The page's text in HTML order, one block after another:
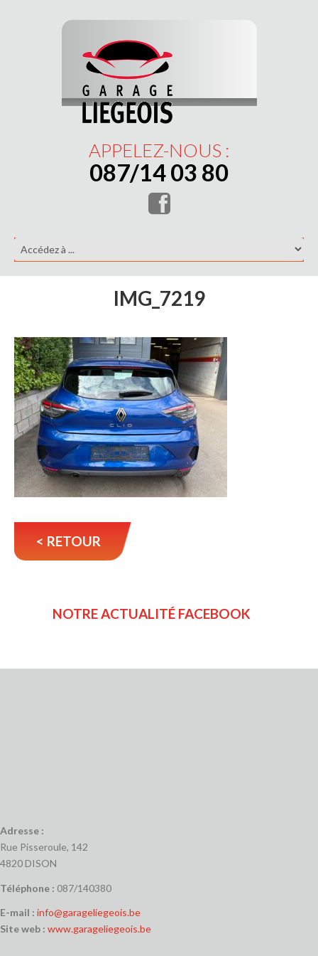
APPELEZ-NOUS :
087/14 03 80
IMG_7219
< RETOUR
NOTRE ACTUALITÉ FACEBOOK
Adresse :
Rue Pisseroule, 142
4820 DISON
Téléphone : 087/140380
E-mail : info@garageliegeois.be
Site web : www.garageliegeois.be